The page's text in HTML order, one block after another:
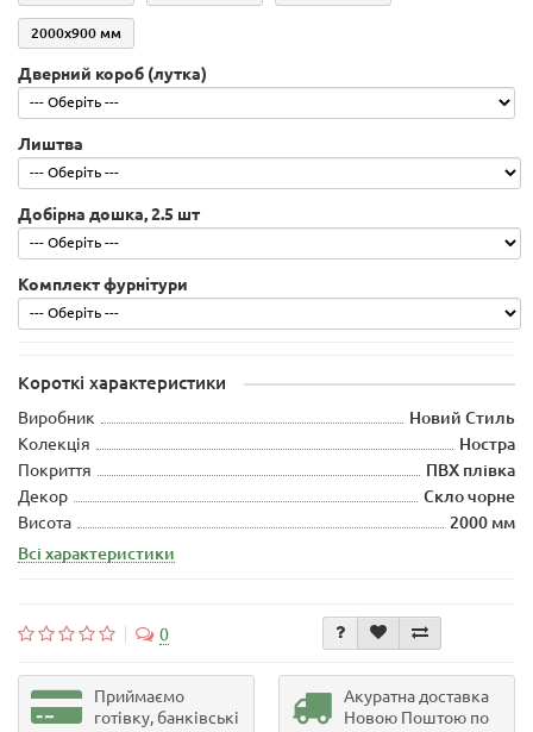
2000х900 мм
Дверний короб (лутка)
Лиштва
Добірна дошка, 2.5 шт
Комплект фурнітури
Короткі характеристики
Виробник
Новий Стиль
Колекція
Ностра
Покриття
ПВХ плівка
Декор
Скло чорне
Висота
2000 мм
Всі характеристики
0
Приймаємо
готівку, банківські
Акуратна доставка
Новою Поштою по